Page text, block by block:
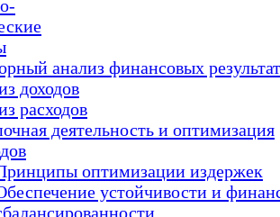
анализ финансовых
доходов
расходов
деятельность и оптимизация
оптимизации издержек
устойчивости и